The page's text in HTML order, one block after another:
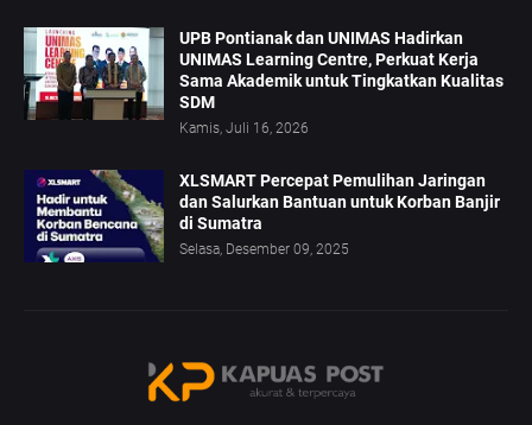
UPB Pontianak dan UNIMAS Hadirkan
UNIMAS Learning Centre, Perkuat Kerja
Sama Akademik untuk Tingkatkan Kualitas
SDM
Kamis, Juli 16, 2026
XLSMART Percepat Pemulihan Jaringan
dan Salurkan Bantuan untuk Korban Banjir
di Sumatra
Selasa, Desember 09, 2025